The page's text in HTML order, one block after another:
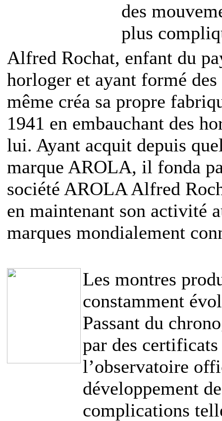
des
plus
Alfred Rochat, enfant du
horloger et ayant formé
même créa sa propre
1941 en embauchant des
lui. Ayant acquit depuis
marque AROLA, il fonda
société AROLA Alfred
en maintenant son activité
marques mondialement
Les montres
constamment
Passant du
par des
l’observatoire
développement
complications